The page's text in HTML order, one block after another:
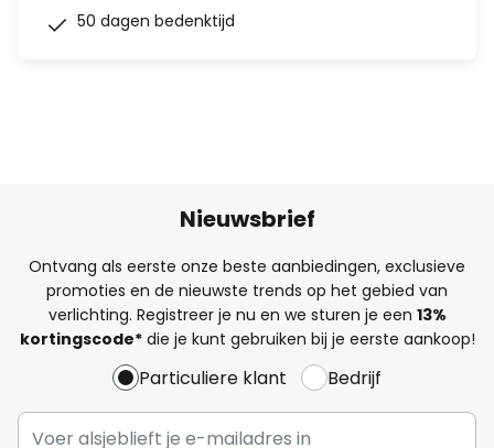
50 dagen bedenktijd
Nieuwsbrief
Ontvang als eerste onze beste aanbiedingen, exclusieve
promoties en de nieuwste trends op het gebied van
verlichting. Registreer je nu en we sturen je een 13%
kortingscode*die je kunt gebruiken bij je eerste aankoop!
Particuliere klant Bedrijf